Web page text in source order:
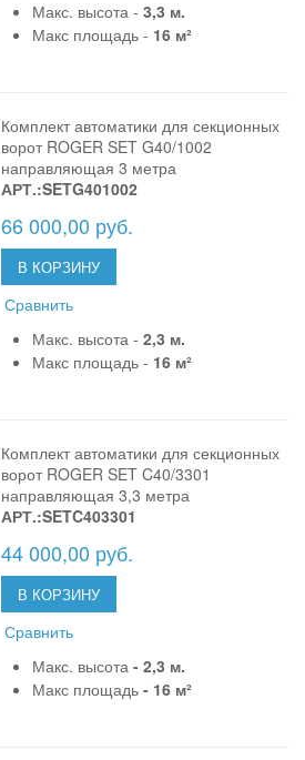
Макс. высота -3,3 м.
Макс площадь - 16 м²
Комплект автоматики для секционных
ворот ROGER SET G40/1002
направляющая 3 метра
АРТ.:SETG401002
66 000,00 руб.
В КОРЗИНУ
Сравнить
Макс. высота -2,3 м.
Макс площадь - 16 м²
Комплект автоматики для секционных
ворот ROGER SET C40/3301
направляющая 3,3 метра
АРТ.:SETC403301
44 000,00 руб.
В КОРЗИНУ
Сравнить
Макс. высота - 2,3 м.
Макс площадь - 16 м²